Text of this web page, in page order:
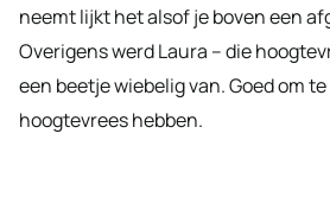
neemt lijkt het alsof je boven een
Overigens werd Laura – die
een beetje wiebelig van. Goed om
hoogtevrees hebben.